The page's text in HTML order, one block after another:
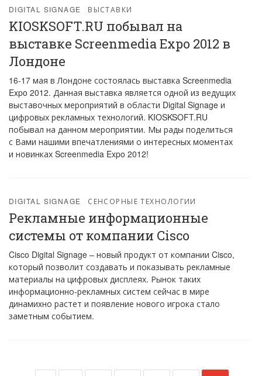
DIGITAL SIGNAGE ВЫСТАВКИ
KIOSKSOFT.RU побывал на
выставке Screenmedia Expo 2012 в
Лондоне
16-17 мая в Лондоне состоялась выставка Screenmedia
Expo 2012. Данная выставка является одной из ведущих
выставочных мероприятий в области Digital Signage и
цифровых рекламных технологий. KIOSKSOFT.RU
побывал на данном мероприятии. Мы рады поделиться
с Вами нашими впечатлениями о интересных моментах
и новинках Screenmedia Expo 2012!
DIGITAL SIGNAGE СЕНСОРНЫЕ ТЕХНОЛОГИИ
Рекламные информационные
системы от компании Cisco
Cisco Digital Signage – новый продукт от компании Cisco,
который позволит создавать и показывать рекламные
материалы на цифровых дисплеях. Рынок таких
информационно-рекламных систем сейчас в мире
динамиxно растет и появление нового игрока стало
заметным событием.